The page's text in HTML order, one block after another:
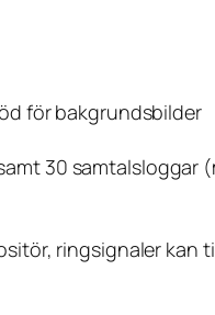
för bakgrundsbilder
30 samtalsloggar
ringsignaler kan